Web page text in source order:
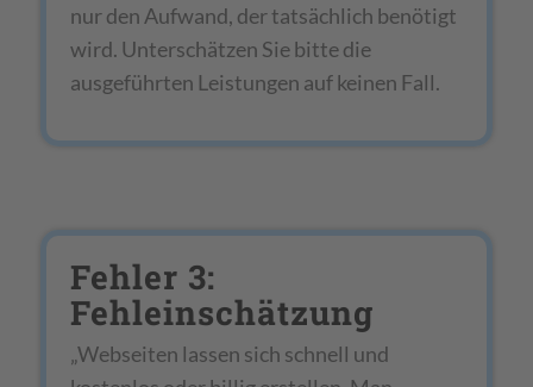
nur den Aufwand, der tatsächlich benötigt
wird. Unterschätzen Sie bitte die
ausgeführten Leistungen auf keinen Fall.
Fehler 3:
Fehleinschätzung
„Webseiten lassen sich schnell und